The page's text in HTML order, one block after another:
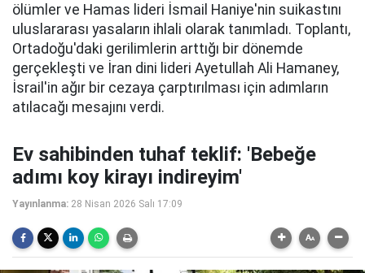
ölümler ve Hamas lideri İsmail Haniye'nin suikastını
uluslararası yasaların ihlali olarak tanımladı. Toplantı,
Ortadoğu'daki gerilimlerin arttığı bir dönemde
gerçekleşti ve İran dini lideri Ayetullah Ali Hamaney,
İsrail'in ağır bir cezaya çarptırılması için adımların
atılacağı mesajını verdi.
Ev sahibinden tuhaf teklif: 'Bebeğe
adımı koy kirayı indireyim'
Yayınlanma: 28 Nisan 2026 Salı 17:09